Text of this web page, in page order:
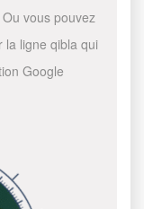
vous pouvez
la ligne qibla qui
Google